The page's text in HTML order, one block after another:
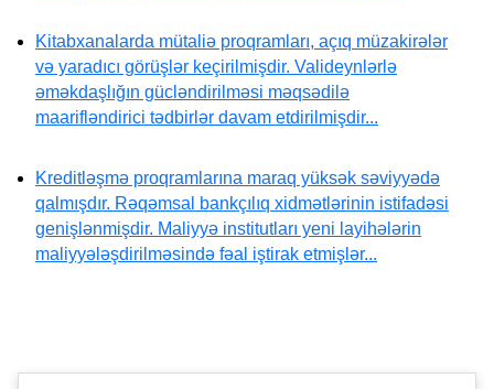
Kitabxanalarda mütaliə proqramları, açıq müzakirələr
və yaradıcı görüşlər keçirilmişdir. Valideynlərlə
əməkdaşlığın gücləndirilməsi məqsədilə
maarifləndirici tədbirlər davam etdirilmişdir...
Kreditləşmə proqramlarına maraq yüksək səviyyədə
qalmışdır. Rəqəmsal bankçılıq xidmətlərinin istifadəsi
genişlənmişdir. Maliyyə institutları yeni layihələrin
maliyyələşdirilməsində fəal iştirak etmişlər...